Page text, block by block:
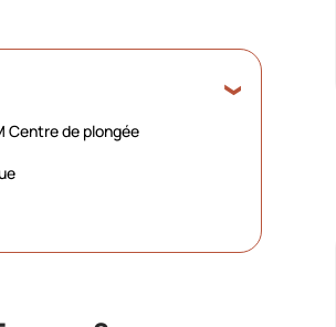
Centre de plongée